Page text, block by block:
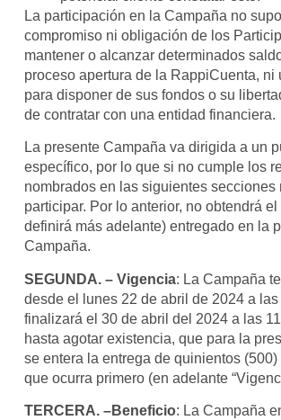
La participación en la Campaña no
compromiso ni obligación de los
mantener o alcanzar determinados
proceso apertura de la RappiCuenta, ni
para disponer de sus fondos o su
de contratar con una entidad financiera.
La presente Campaña va dirigida a un
específico, por lo que si no cumple los
nombrados en las siguientes secciones
participar. Por lo anterior, no obtendrá
definirá más adelante) entregado en la
Campaña.
SEGUNDA. – Vigencia: La Campaña
desde el lunes 22 de abril de 2024 a las
finalizará el 30 de abril del 2024 a las
hasta agotar existencia, que para la
se entera la entrega de quinientos
que ocurra primero (en adelante
TERCERA. –Beneficio: La Campaña